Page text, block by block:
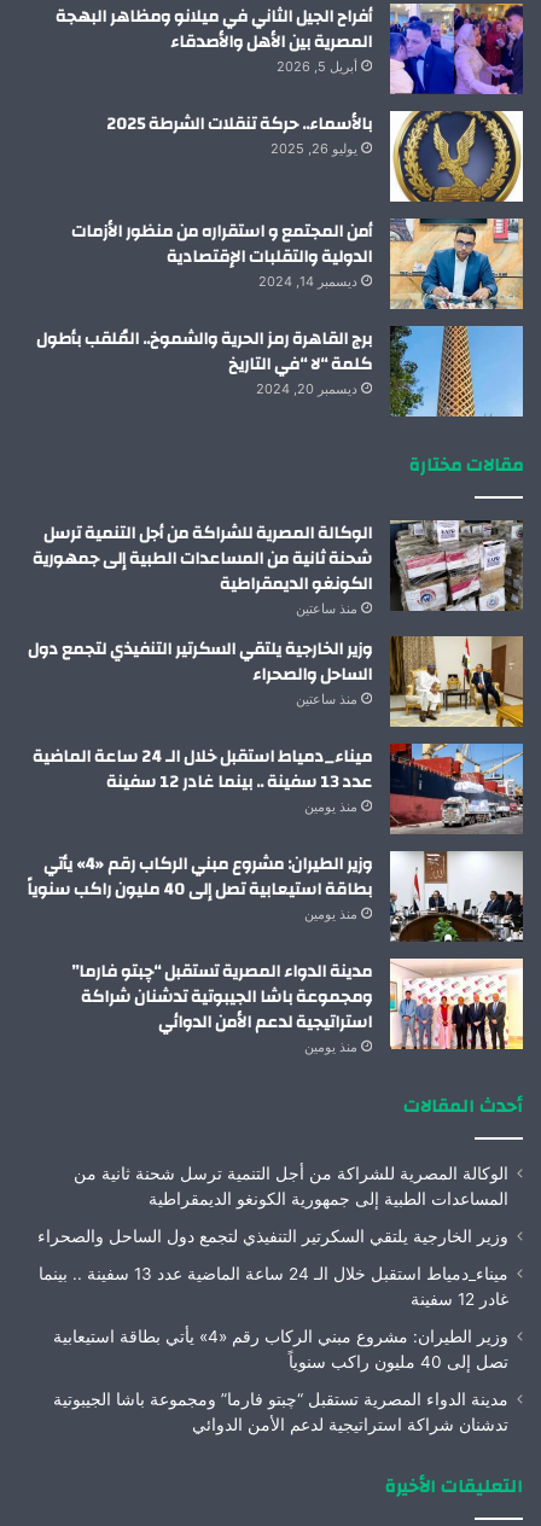
أفراح الجيل الثاني في ميلانو ومظاهر البهجة
المصرية بين الأهل والأصدقاء
أبريل 5, 2026
بالأسماء.. حركة تنقلات الشرطة 2025
يوليو 26, 2025
أمن المجتمع و استقراره من منظور الأزمات
الدولية والتقلبات الإقتصادية
ديسمبر 14, 2024
برج القاهرة رمز الحرية والشموخ.. المُلقب بأطول
كلمة “لا “في التاريخ
ديسمبر 20, 2024
مقالات مختارة
الوكالة المصرية للشراكة من أجل التنمية ترسل
شحنة ثانية من المساعدات الطبية إلى جمهورية
الكونغو الديمقراطية
منذ ساعتين
وزير الخارجية يلتقي السكرتير التنفيذي لتجمع دول
الساحل والصحراء
منذ ساعتين
ميناء_دمياط استقبل خلال الـ 24 ساعة الماضية
عدد 13 سفينة .. بينما غادر 12 سفينة
منذ يومين
وزير الطيران: مشروع مبني الركاب رقم «4» يأتي
بطاقة استيعابية تصل إلى 40 مليون راكب سنوياً
منذ يومين
مدينة الدواء المصرية تستقبل “چبتو فارما”
ومجموعة باشا الجيبوتية تدشنان شراكة
استراتيجية لدعم الأمن الدوائي
منذ يومين
أحدث المقالات
الوكالة المصرية للشراكة من أجل التنمية ترسل شحنة ثانية من
المساعدات الطبية إلى جمهورية الكونغو الديمقراطية
وزير الخارجية يلتقي السكرتير التنفيذي لتجمع دول الساحل والصحراء
ميناء_دمياط استقبل خلال الـ 24 ساعة الماضية عدد 13 سفينة .. بينما
غادر 12 سفينة
وزير الطيران: مشروع مبني الركاب رقم «4» يأتي بطاقة استيعابية
تصل إلى 40 مليون راكب سنوياً
مدينة الدواء المصرية تستقبل “چبتو فارما” ومجموعة باشا الجيبوتية
تدشنان شراكة استراتيجية لدعم الأمن الدوائي
التعليقات الأخيرة